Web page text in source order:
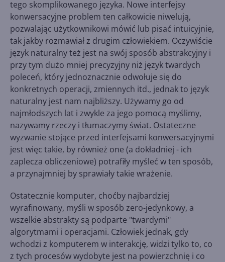
tego skomplikowanego języka. Nowe interfejsy
konwersacyjne problem ten całkowicie niwelują,
pozwalając użytkownikowi mówić lub pisać intuicyjnie,
tak jakby rozmawiał z drugim człowiekiem. Oczywiście
język naturalny też jest na swój sposób abstrakcyjny i
przy tym dużo mniej precyzyjny niż język twardych
poleceń, który jednoznacznie odwołuje się do
konkretnych operacji, zmiennych itd., jednak to język
naturalny jest nam najbliższy. Używamy go od
najmłodszych lat i zwykle za jego pomocą myślimy,
nazywamy rzeczy i tłumaczymy świat. Ostateczne
wyzwanie stojące przed interfejsami konwersacyjnymi
jest więc takie, by również one (a dokładniej - ich
zaplecza obliczeniowe) potrafiły myśleć w ten sposób,
a przynajmniej by sprawiały takie wrażenie.
Ostatecznie komputer, choćby najbardziej
wyrafinowany, myśli w sposób zero-jedynkowy, a
wszelkie abstrakty są podparte "twardymi"
algorytmami i operacjami. Człowiek jednak, gdy
wchodzi z komputerem w interakcję, widzi tylko to, co
z tych procesów wydobyte jest na powierzchnię i co